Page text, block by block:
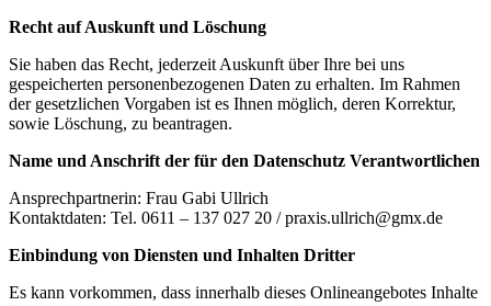
Recht auf Auskunft und Löschung
Sie haben das Recht, jederzeit Auskunft über Ihre bei uns
gespeicherten personenbezogenen Daten zu erhalten. Im Rahmen
der gesetzlichen Vorgaben ist es Ihnen möglich, deren Korrektur,
sowie Löschung, zu beantragen.
Name und Anschrift der für den Datenschutz Verantwortlichen
Ansprechpartnerin: Frau Gabi Ullrich
Kontaktdaten: Tel. 0611 – 137 027 20 / praxis.ullrich@gmx.de
Einbindung von Diensten und Inhalten Dritter
Es kann vorkommen, dass innerhalb dieses Onlineangebotes Inhalte